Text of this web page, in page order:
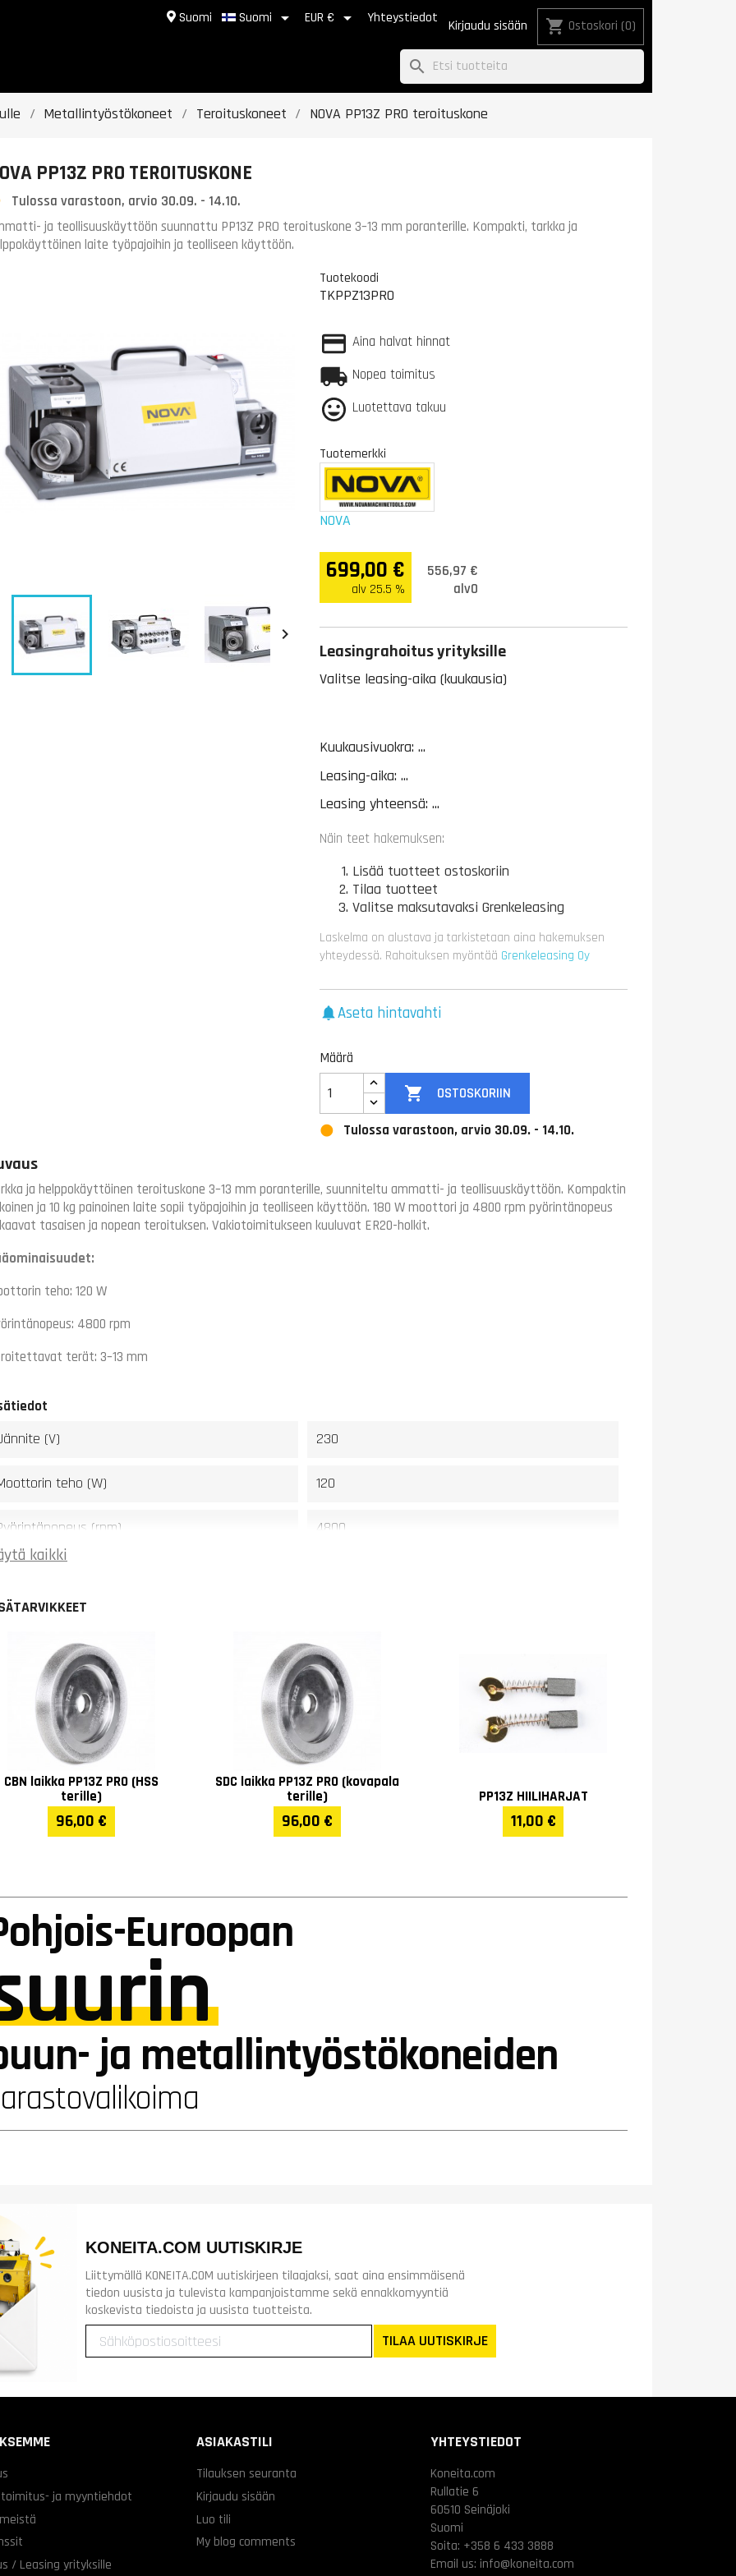
Suomi Suomi  EUR €  Yhteystiedot Kirjaudu sisään shopping_cart Ostoskori (0)
search
Metallintyöstökoneet Teroituskoneet NOVA PP13Z PRO teroituskone
PP13Z PRO TEROITUSKONE
Tulossa varastoon, arvio 30.09. - 14.10.
ja teollisuuskäyttöön suunnattu PP13Z PRO teroituskone 3–13 mm poranterille. Kompakti, tarkka ja
laite työpajoihin ja teolliseen käyttöön.

Tuotekoodi
TKPPZ13PRO
Aina halvat hinnat
Nopea toimitus
Luotettava takuu
Tuotemerkki
NOVA
699,00 €
alv 25.5 %
556,97 €
alv0
Leasingrahoitus yrityksille
Valitse leasing-aika (kuukausia)
Kuukausivuokra: ...
Leasing-aika: ...
Leasing yhteensä: ...
Näin teet hakemuksen:
Lisää tuotteet ostoskoriin
Tilaa tuotteet
Valitse maksutavaksi Grenkeleasing
Laskelma on alustava ja tarkistetaan aina hakemuksen
yhteydessä. Rahoituksen myöntää Grenkeleasing Oy
notificationsAseta hintavahti
Määrä
 OSTOSKORIIN
Tulossa varastoon, arvio 30.09. - 14.10.
ja helppokäyttöinen teroituskone 3–13 mm poranterille, suunniteltu ammatti- ja teollisuuskäyttöön. Kompaktin
ja 10 kg painoinen laite sopii työpajoihin ja teolliseen käyttöön. 180 W moottori ja 4800 rpm pyörintänopeus
tasaisen ja nopean teroituksen. Vakiotoimitukseen kuuluvat ER20-holkit.
teho: 120 W
4800 rpm
terät: 3–13 mm
(V) 230
teho (W) 120
(rpm) 4800
(mm)
(mm) 225
(mm) 210
(kg) 10
1 vuosi
kaikki
CBN laikka PP13Z PRO (HSS
terille)
96,00 €
SDC laikka PP13Z PRO (kovapala
terille)
96,00 €
PP13Z HIILIHARJAT
11,00 €
Euroopan
ja metallintyöstökoneiden
KONEITA.COM UUTISKIRJE
Liittymällä KONEITA.COM uutiskirjeen tilaajaksi, saat aina ensimmäisenä
tiedon uusista ja tulevista kampanjoistamme sekä ennakkomyyntiä
koskevista tiedoista ja uusista tuotteista.
TILAA UUTISKIRJE
ja myyntiehdot
/ Leasing yrityksille
ASIAKASTILI
Tilauksen seuranta
Kirjaudu sisään
Luo tili
My blog comments
YHTEYSTIEDOT
Koneita.com
Rullatie 6
60510 Seinäjoki
Suomi
Soita: +358 6 433 3888
Email us: info@koneita.com